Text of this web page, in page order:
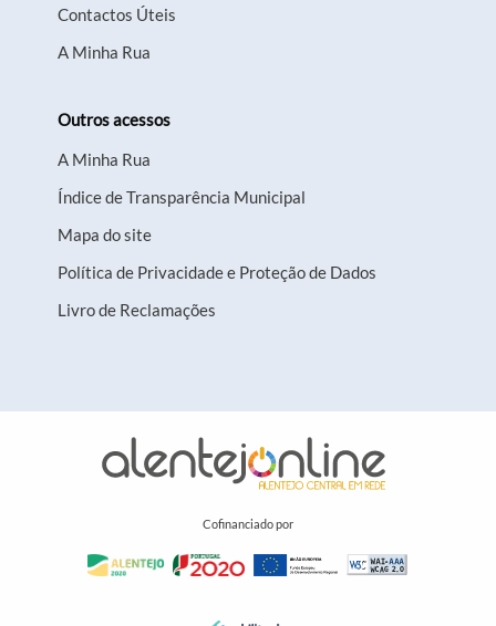
Contactos Úteis
A Minha Rua
Outros acessos
A Minha Rua
Índice de Transparência Municipal
Mapa do site
Política de Privacidade e Proteção de Dados
Livro de Reclamações
Cofinanciado por